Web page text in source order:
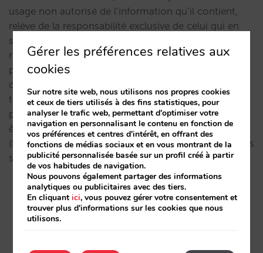
usage non autorisé de l’information qu’il contient,
relève de la responsabilité exclusive de celui qui en
serait à l’origine. MIRAI ESPAÑA SL ne sera pas
responsable des conséquences, dommages ou
préjudices qui pourraient découler d’un accès ou
d’un usage erroné. MIRAI ESPAÑA SL ne sera pas
tenue pour responsable des erreurs de sécurité qui
pourraient survenir, ni des dommages qui pourraient
être causés au système informatique de l’utilisateur
(hardware et software), ou aux fichiers ou documents
stockés sur ce dernier, en raison de :
– la présence d’un virus dans l’ordinateur de
l’utilisateur qui sera utilisé pour la connexion aux
services et aux contenus du site internet,
Gérer les préférences relatives aux
cookies
Sur notre site web, nous utilisons nos propres cookies
et ceux de tiers utilisés à des fins statistiques, pour
analyser le trafic web, permettant d'optimiser votre
navigation en personnalisant le contenu en fonction de
vos préférences et centres d'intérêt, en offrant des
fonctions de médias sociaux et en vous montrant de la
publicité personnalisée basée sur un profil créé à partir
de vos habitudes de navigation.
Nous pouvons également partager des informations
analytiques ou publicitaires avec des tiers.
En cliquantici, vous pouvez gérer votre consentement et
trouver plus d'informations sur les cookies que nous
utilisons.